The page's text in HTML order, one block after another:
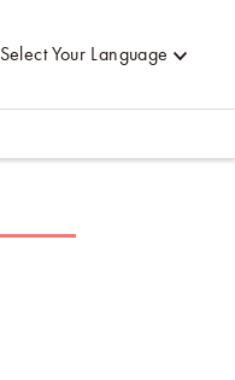
Select Your Language